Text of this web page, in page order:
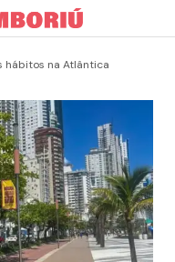
hábitos na Atlântica